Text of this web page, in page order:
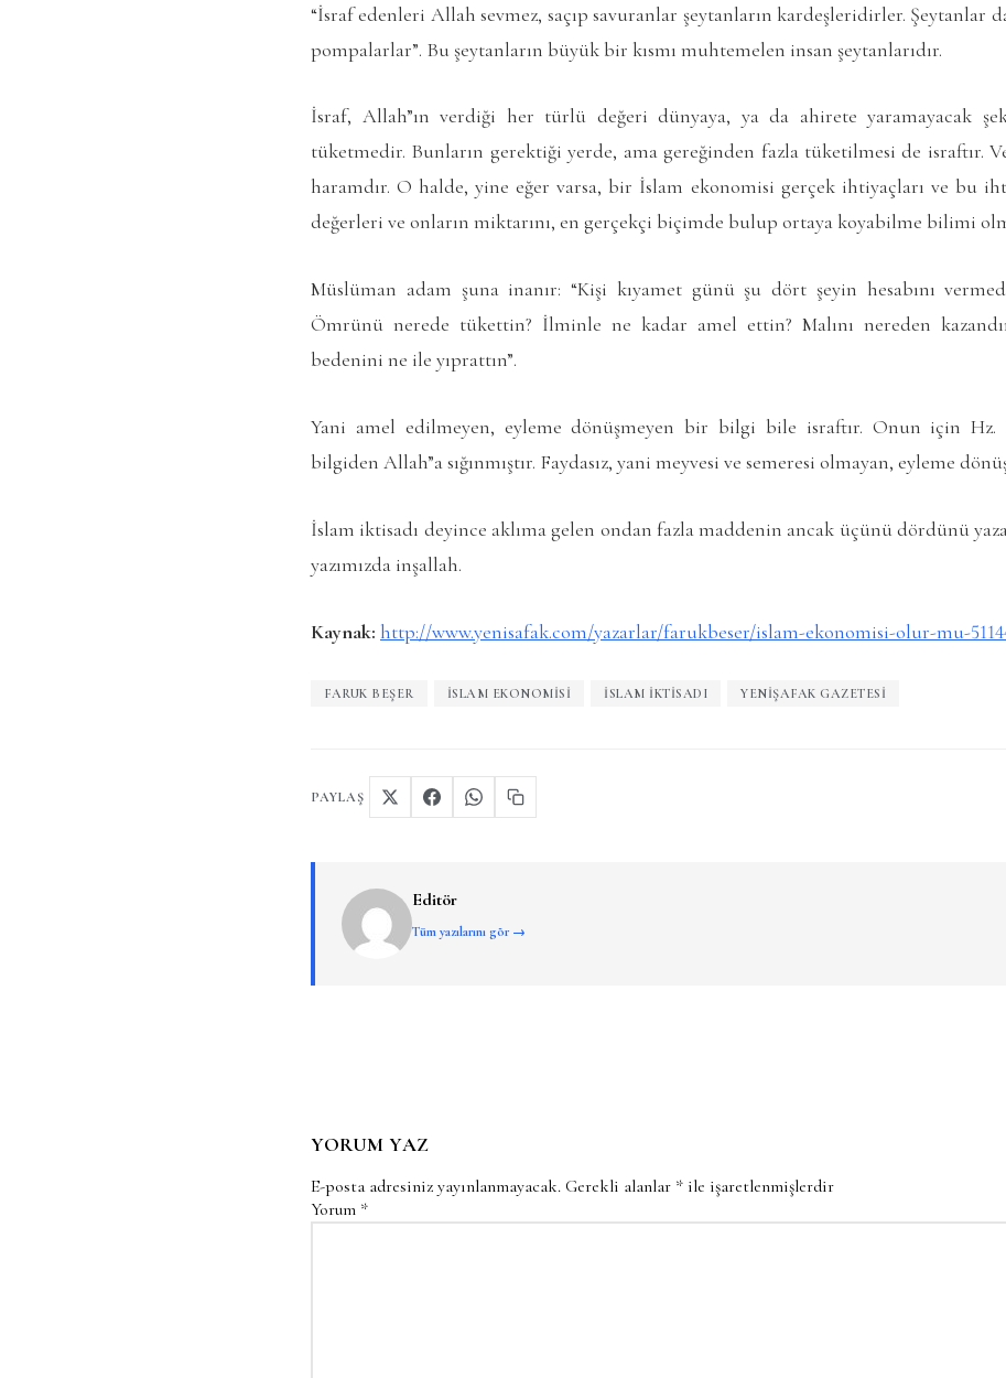
“İsraf edenleri Allah sevmez, saçıp savuranlar şeytanların kardeşleridirler. Şeytanlar
pompalarlar”. Bu şeytanların büyük bir kısmı muhtemelen insan şeytanlarıdır.
İsraf, Allah”ın verdiği her türlü değeri dünyaya, ya da ahirete yaramayacak
tüketmedir. Bunların gerektiği yerde, ama gereğinden fazla tüketilmesi de israftır.
haramdır. O halde, yine eğer varsa, bir İslam ekonomisi gerçek ihtiyaçları ve bu
değerleri ve onların miktarını, en gerçekçi biçimde bulup ortaya koyabilme bilimi
Müslüman adam şuna inanır: “Kişi kıyamet günü şu dört şeyin hesabını
Ömrünü nerede tükettin? İlminle ne kadar amel ettin? Malını nereden
bedenini ne ile yıprattın”.
Yani amel edilmeyen, eyleme dönüşmeyen bir bilgi bile israftır. Onun için Hz.
bilgiden Allah”a sığınmıştır. Faydasız, yani meyvesi ve semeresi olmayan, eyleme
İslam iktisadı deyince aklıma gelen ondan fazla maddenin ancak üçünü dördünü
yazımızda inşallah.
Kaynak: http://www.yenisafak.com/yazarlar/farukbeser/islam-ekonomisi-olur-mu-
FARUK BEŞER ISLAM EKONOMISI ISLAM IKTISADI YENIŞAFAK GAZETESI
PAYLAŞ
Editör
Tüm yazılarını gör →
YORUM YAZ
E-posta adresiniz yayınlanmayacak. Gerekli alanlar * ile işaretlenmişlerdir
Yorum *